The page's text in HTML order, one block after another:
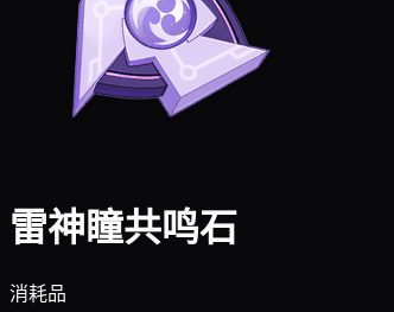
雷神瞳共鸣石
消耗品